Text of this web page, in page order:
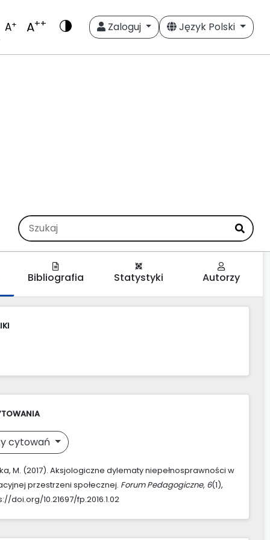
A+ A++ Zaloguj Język Polski
Bibliografia Statystyki Autorzy
cytowań
M. (2017). Aksjologiczne dylematy niepełnosprawności w
przestrzeni społecznej. Forum Pedagogiczne, 6(1),
doi.org/10.21697/fp.2016.1.02